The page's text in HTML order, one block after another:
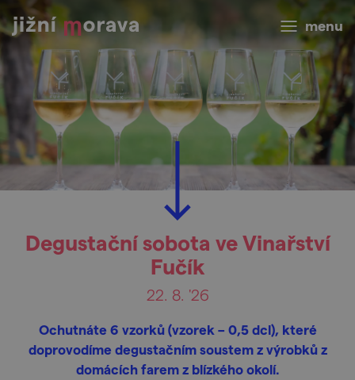
menu
Degustační sobota ve Vinařství
Fučík
22. 8. '26
Ochutnáte 6 vzorků (vzorek – 0,5 dcl), které
doprovodíme degustačním soustem z výrobků z
domácích farem z blízkého okolí.